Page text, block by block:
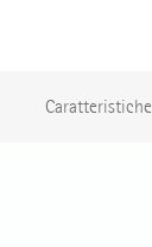
Caratteristiche